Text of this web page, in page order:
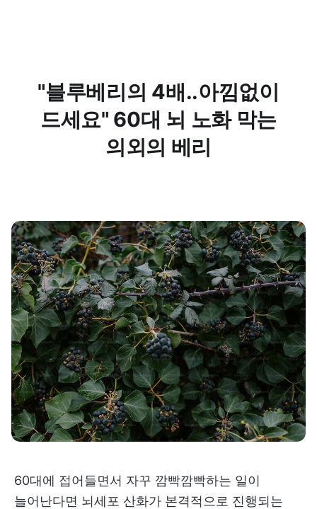
"블루베리의 4배..아낌없이
드세요" 60대 뇌 노화 막는
의외의 베리
60대에 접어들면서 자꾸 깜빡깜빡하는 일이
늘어난다면 뇌세포 산화가 본격적으로 진행되는